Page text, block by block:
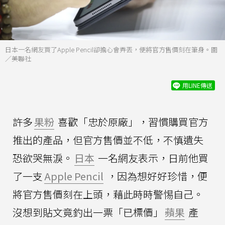
日本一名網友買了Apple Pencil卻擔心會弄丟，便將官方售價刻在筆身。圖
／美聯社
用LINE傳送
許多果粉 喜歡「忠於原廠」，習慣購買官方
推出的產品，但官方售價並不低，不慎遺失
恐欲哭無淚。 日本 一名網友表示，日前他買
了一支Apple Pencil ，因為想好好珍惜，便
將官方售價刻在上頭，藉此時時警惕自己。
沒想到貼文竟釣出一票「已標價」 蘋果 產